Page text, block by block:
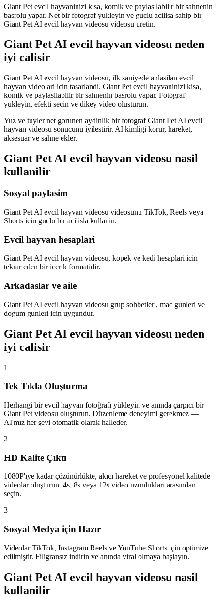
Giant Pet evcil hayvaninizi kisa, komik ve paylasilabilir bir sahnenin
basrolu yapar. Net bir fotograf yukleyin ve guclu acilisa sahip bir
Giant Pet AI evcil hayvan videosu videosu uretin.
Giant Pet AI evcil hayvan videosu neden
iyi calisir
Giant Pet AI evcil hayvan videosu, ilk saniyede anlasilan evcil
hayvan videolari icin tasarlandi. Giant Pet evcil hayvaninizi kisa,
komik ve paylasilabilir bir sahnenin basrolu yapar. Fotograf
yukleyin, efekti secin ve dikey video olusturun.
Yuz ve tuyler net gorunen aydinlik bir fotograf Giant Pet AI evcil
hayvan videosu sonucunu iyilestirir. AI kimligi korur, hareket,
aksesuar ve sahne ekler.
Giant Pet AI evcil hayvan videosu nasil
kullanilir
Sosyal paylasim
Giant Pet AI evcil hayvan videosu videosunu TikTok, Reels veya
Shorts icin guclu bir acilisla kullanin.
Evcil hayvan hesaplari
Giant Pet AI evcil hayvan videosu, kopek ve kedi hesaplari icin
tekrar eden bir icerik formatidir.
Arkadaslar ve aile
Giant Pet AI evcil hayvan videosu grup sohbetleri, mac gunleri ve
dogum gunleri icin uygundur.
Giant Pet AI evcil hayvan videosu neden
iyi calisir
1
Tek Tıkla Oluşturma
Herhangi bir evcil hayvan fotoğrafı yükleyin ve anında çarpıcı bir
Giant Pet videosu oluşturun. Düzenleme deneyimi gerekmez —
AI'mız her şeyi otomatik olarak halleder.
2
HD Kalite Çıktı
1080P'ıye kadar çözünürlükte, akıcı hareket ve profesyonel kalitede
videolar oluşturun. 4s, 8s veya 12s video uzunlukları arasından
seçin.
3
Sosyal Medya için Hazır
Videolar TikTok, Instagram Reels ve YouTube Shorts için optimize
edilmiştir. Filigransız indirin ve anında viral olmaya başlayın.
Giant Pet AI evcil hayvan videosu nasil
kullanilir